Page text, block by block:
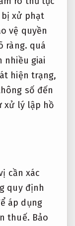
xử phạt
vệ quyền
ràng. quá
nhiều giai
hiện trạng,
số đến
xử lý lập hồ
cần xác
quy định
áp dụng
thuế. Bảo